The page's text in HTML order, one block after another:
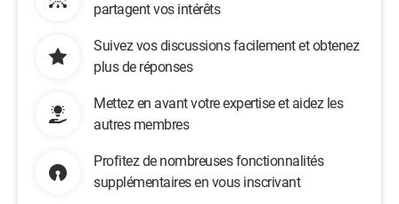
partagent vos intérêts
Suivez vos discussions facilement et obtenez
plus de réponses
Mettez en avant votre expertise et aidez les
autres membres
Profitez de nombreuses fonctionnalités
supplémentaires en vous inscrivant